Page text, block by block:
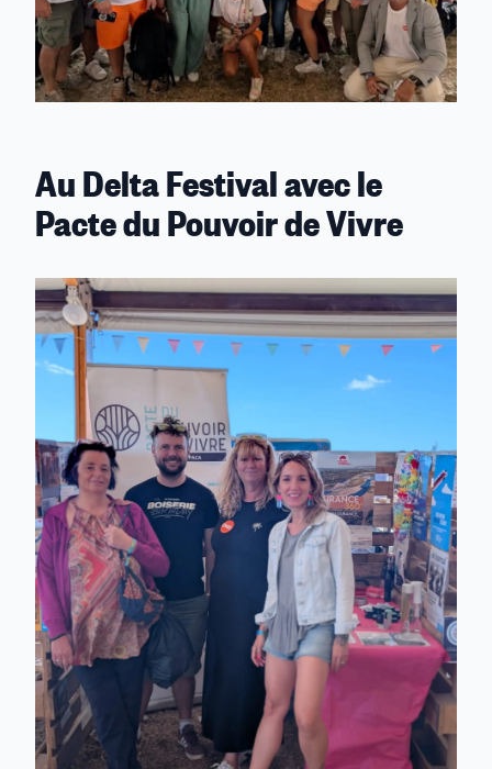
Au Delta Festival avec le
Pacte du Pouvoir de Vivre